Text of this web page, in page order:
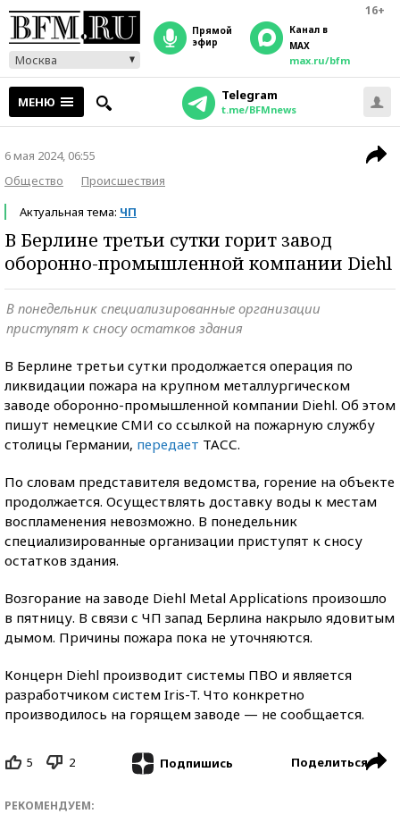
16+
Москва
прямой
эфир
Канал в
MAX
max.ru/bfm
МЕНЮ Telegram
t.me/BFMnews
6 мая 2024, 06:55
Общество
Происшествия
Актуальная тема: ЧП
В Берлине третьи сутки горит завод
оборонно-промышленной компании Diehl
В понедельник специализированные организации
приступят к сносу остатков здания
В Берлине третьи сутки продолжается операция по
ликвидации пожара на крупном металлургическом
заводе оборонно-промышленной компании Diehl. Об этом
пишут немецкие СМИ со ссылкой на пожарную службу
столицы Германии, передает ТАСС.
По словам представителя ведомства, горение на объекте
продолжается. Осуществлять доставку воды к местам
воспламенения невозможно. В понедельник
специализированные организации приступят к сносу
остатков здания.
Возгорание на заводе Diehl Metal Applications произошло
в пятницу. В связи с ЧП запад Берлина накрыло ядовитым
дымом. Причины пожара пока не уточняются.
Концерн Diehl производит системы ПВО и является
разработчиком систем Iris-T. Что конкретно
производилось на горящем заводе — не сообщается.
5 2 Подпишись Поделиться
РЕКОМЕНДУЕМ: